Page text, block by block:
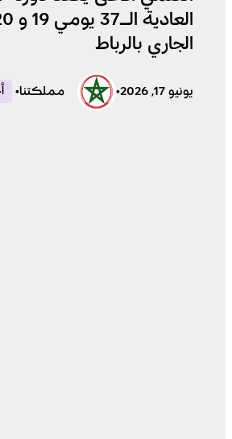
الجاري بالرباط
يونيو 17, 2026 • مملكتنا•